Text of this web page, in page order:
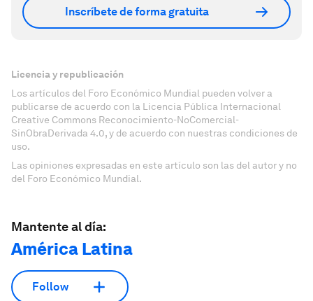
Inscríbete de forma gratuita
Licencia y republicación
Los artículos del Foro Económico Mundial pueden volver a
publicarse de acuerdo con la Licencia Pública Internacional
Creative Commons Reconocimiento-NoComercial-
SinObraDerivada 4.0, y de acuerdo con nuestras condiciones de
uso.
Las opiniones expresadas en este artículo son las del autor y no
del Foro Económico Mundial.
Mantente al día:
América Latina
Follow